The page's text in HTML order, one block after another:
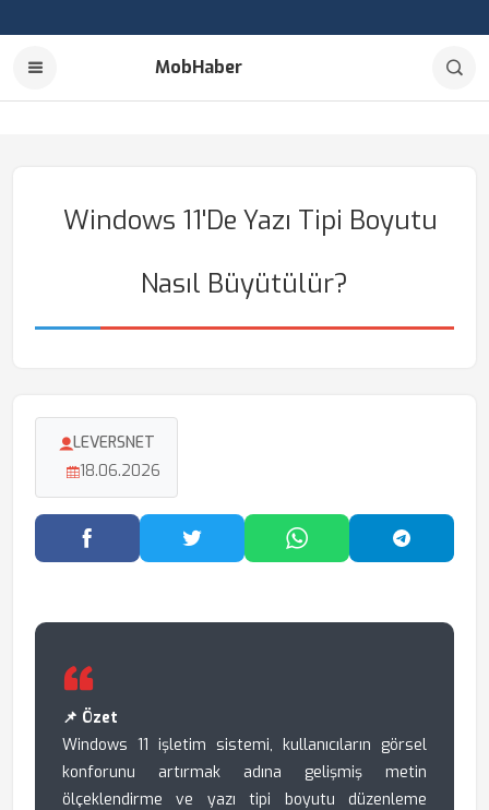
MobHaber
Windows 11'de Yazı Tipi Boyutu
Nasıl Büyütülür?
LEVERSNET
18.06.2026
Facebook'ta PaylaşTwitter'da PaylaşWhatsApp'ta Paylaş
📌 Özet
Windows 11 işletim sistemi, kullanıcıların görsel
konforunu artırmak adına gelişmiş metin
ölçeklendirme ve yazı tipi boyutu düzenleme